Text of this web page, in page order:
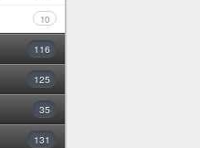
10
116
125
35
131